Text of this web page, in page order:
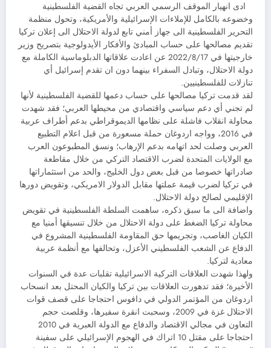
ادى انهيار الموقف الرسمي العربي تجاه القضية الفلسطينية
وخضوعه بالكامل للإملاءات الإسرائيلية والأمريكية، وتحول منظمة
التحرير الفلسطينية الى جهاز أمني تابع لدولة الاحتلال الى إعلان تركيا
تقديم مصالحها على حساب المبادئ والأفكار الأيدولوجية بتصريح وزير
خارجيتها في 2022/8/17 عن اعادت علاقاتها الدبلوماسية الكاملة مع
دولة الاحتلال، وتبادل السفراء بينهما دون ان تقدم إسرائيل أي
تنازلات للفلسطينيين.
لقد قدمت تركيا مصالحها على حساب دعمها للقضية الفلسطينية لأنها
لم تجني أي دعم سياسي واقتصادي من محيطها العربي؛ فقد شهدت
محاولة انقلاب فاشلة على نظامها الديموقراطي بدعم أطراف عربية
في 2016، وواجه اردوغان حملة مسعورة من قبل اعلام التطبيع
العربي وصلت لحد اتهامه بدعم الإرهاب؛ ونسق المطبوعون العرب
مع الولايات المتحدة لضرب الاقتصاد التركي من خلال مقاطعة
صادراتها خصوصا من قبل بعض دول الخليج، والحد من استثماراتها
في تركيا لضرب قيمة عملتها مقابل الدولار الامريكي، وتقويض دورها
الإقليمي لصالح دولة الاحتلال.
واضافة الى ما سبق ذكره، ساهمت السلطة الفلسطينية في تقويض
محاولة تركيا الضغط على دولة الاحتلال من خلال تنسيقها أمنيا مع
الكيان الغاصب، وتجريمها حق المقاومة الفلسطينية المشروع في
الدفاع عن الشعب الفلسطيني الأعزل، وتحالفها مع أنظمة عربية
معادية لتركيا.
ولهذا شهدت العلاقات التركية الاسرائيلية تقلبات عدة في السنوات
الأخيرة؛ فقد تدهورت العلاقات بين تركيا والكيان المحتل بعد انسحاب
اردوغان من المؤتمر الدولي في دافوس احتجاجا على قصف قوات
الاحتلال غزة في 2009، وسحبت انقرة سفيرها، وقلصت حجم
التعاون في مجالي الاقتصاد والدفاع مع الدولة العبرية في 2010
احتجاجا على مقتل 10 اتراك في الهجوم الإسرائيلي على سفينة